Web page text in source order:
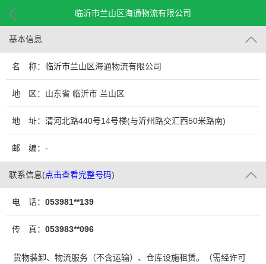
临沂市兰山区海通物流有限公司
基本信息
名 称：临沂市兰山区海通物流有限公司
地 区：山东省 临沂市 兰山区
地 址：清河北路440号14号楼(与沂州路交汇西50米路南)
邮 编：-
联系信息(点击查看完整号码)
电 话： 053981**139
传 真： 053983**096
货物装卸、物流服务（不含运输）、仓库设施租赁。（需经许可